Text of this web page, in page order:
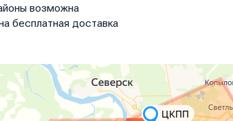
возможна
бесплатная доставка